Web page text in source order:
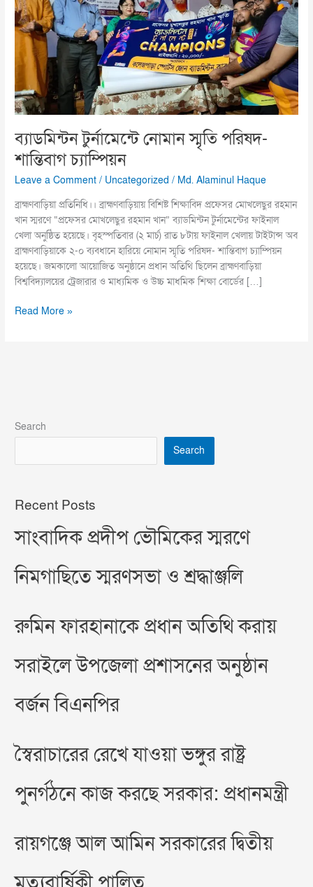
ব্যাডমিন্টন টুর্নামেন্টে নোমান স্মৃতি পরিষদ-
শান্তিবাগ চ্যাম্পিয়ন
Leave a Comment / Uncategorized / Md. Alaminul Haque
ব্রাহ্মণবাড়িয়া প্রতিনিধি।। ব্রাহ্মণবাড়িয়ায় বিশিষ্ট শিক্ষাবিদ প্রফেসর মোখলেছুর রহমান
খান স্মরণে “প্রফেসর মোখলেছুর রহমান খান” ব্যাডমিন্টন টুর্নামেন্টের ফাইনাল
খেলা অনুষ্ঠিত হয়েছে। বৃহস্পতিবার (২ মার্চ) রাত ৮টায় ফাইনাল খেলায় টাইটান্স অব
ব্রাহ্মণবাড়িয়াকে ২-০ ব্যবধানে হারিয়ে নোমান স্মৃতি পরিষদ- শান্তিবাগ চ্যাম্পিয়ন
হয়েছে। জমকালো আয়োজিত অনুষ্ঠানে প্রধান অতিথি ছিলেন ব্রাহ্মণবাড়িয়া
বিশ্ববিদ্যালয়ের ট্রেজারার ও মাধ্যমিক ও উচ্চ মাধমিক শিক্ষা বোর্ডের […]
পরিষদ-
শান্তিবাগ
চ্যাম্পিয়ন
Read More »
Search
Search
Recent Posts
সাংবাদিক প্রদীপ ভৌমিকের স্মরণে
নিমগাছিতে স্মরণসভা ও শ্রদ্ধাঞ্জলি
রুমিন ফারহানাকে প্রধান অতিথি করায়
সরাইলে উপজেলা প্রশাসনের অনুষ্ঠান
বর্জন বিএনপির
স্বৈরাচারের রেখে যাওয়া ভঙ্গুর রাষ্ট্র
পুনর্গঠনে কাজ করছে সরকার: প্রধানমন্ত্রী
রায়গঞ্জে আল আমিন সরকারের দ্বিতীয়